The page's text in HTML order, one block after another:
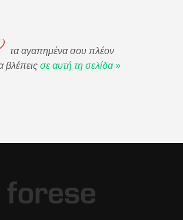
τα αγαπημένα σου πλέον
βλέπεις σε αυτή τη σελίδα »